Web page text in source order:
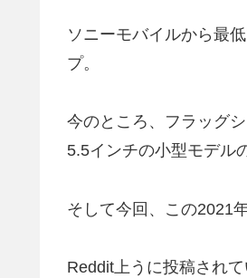
ソニーモバイルから最
プ。
今のところ、フラッグ
5.5インチの小型モデル
そして今回、この2021
Reddit上うに投稿されて